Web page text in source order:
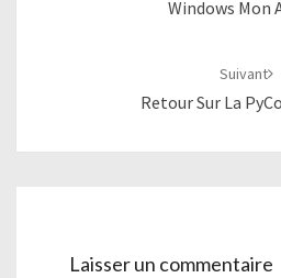
Windows Mon
Suivant
Retour Sur La
Laisser un commentaire